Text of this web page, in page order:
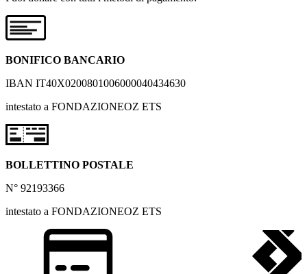
BONIFICO BANCARIO
IBAN IT40X0200801006000040434630
intestato a FONDAZIONEOZ ETS
BOLLETTINO POSTALE
N° 92193366
intestato a FONDAZIONEOZ ETS